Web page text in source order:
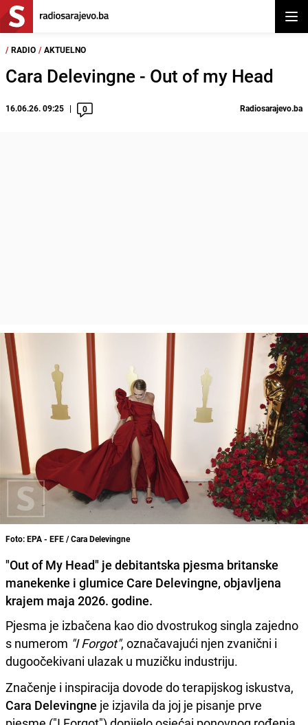
/ RADIO / AKTUELNO
Cara Delevingne - Out of my Head
16.06.26. 09:25 0 Radiosarajevo.ba
Foto: EPA - EFE / Cara Delevingne
"Out of My Head" je debitantska pjesma britanske
manekenke i glumice Care Delevingne, objavljena
krajem maja 2026. godine.
Pjesma je izbačena kao dio dvostrukog singla zajedno
s numerom "I Forgot", označavajući njen zvanični i
dugoočekivani ulazak u muzičku industriju.
Značenje i inspiracija dovode do terapijskog iskustva,
Cara Delevingne je izjavila da joj je pisanje prve